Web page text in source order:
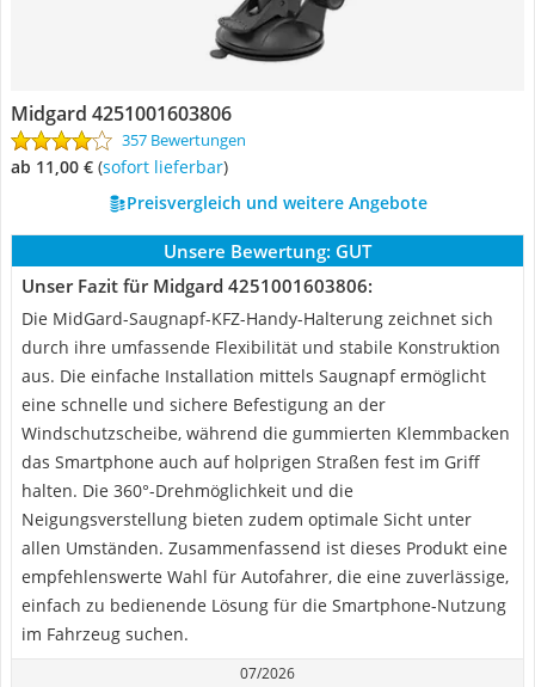
Midgard 4251001603806
357 Bewertungen
ab 11,00 € ( Sofort lieferbar)
Preisvergleich und weitere Angebote
Unsere Bewertung: GUT
Unser Fazit für Midgard 4251001603806:
Die MidGard-Saugnapf-KFZ-Handy-Halterung zeichnet sich
durch ihre umfassende Flexibilität und stabile Konstruktion
aus. Die einfache Installation mittels Saugnapf ermöglicht
eine schnelle und sichere Befestigung an der
Windschutzscheibe, während die gummierten Klemmbacken
das Smartphone auch auf holprigen Straßen fest im Griff
halten. Die 360°-Drehmöglichkeit und die
Neigungsverstellung bieten zudem optimale Sicht unter
allen Umständen. Zusammenfassend ist dieses Produkt eine
empfehlenswerte Wahl für Autofahrer, die eine zuverlässige,
einfach zu bedienende Lösung für die Smartphone-Nutzung
im Fahrzeug suchen.
07/2026